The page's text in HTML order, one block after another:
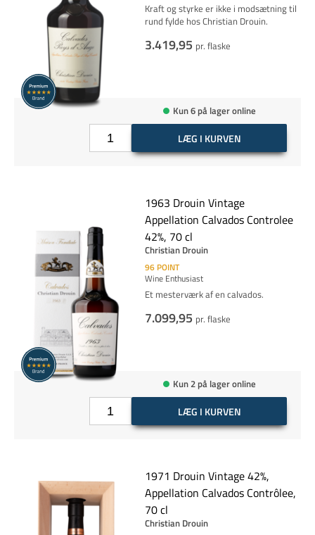
Kraft og styrke er ikke i modsætning til
rund fylde hos Christian Drouin.
3.419,95 pr. flaske
Kun 6 på lager online
LÆG I KURVEN
1963 Drouin Vintage
Appellation Calvados Controlee
42%, 70 cl
Christian Drouin
96 POINT
Wine Enthusiast
Et mesterværk af en calvados.
7.099,95 pr. flaske
Kun 2 på lager online
LÆG I KURVEN
1971 Drouin Vintage 42%,
Appellation Calvados Contrôlee,
70 cl
Christian Drouin